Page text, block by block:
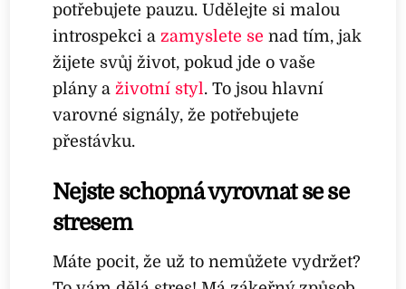
potřebujete pauzu. Udělejte si malou
introspekci azamyslete se nad tím, jak
žijete svůj život, pokud jde o vaše
plány aživotní styl. To jsou hlavní
varovné signály, že potřebujete
přestávku.
Nejste schopná vyrovnat se se
stresem
Máte pocit, že už to nemůžete vydržet?